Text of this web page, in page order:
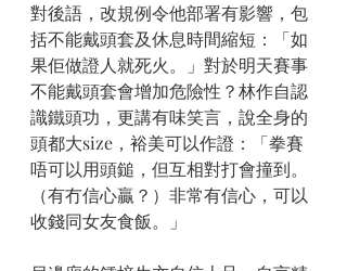
對後語，改規例令他部署有影響，包
括不能戴頭套及休息時間縮短：「如
果佢做證人就死火。」對於明天賽事
不能戴頭套會增加危險性？林作自認
識鐵頭功，更講有味笑言，說全身的
頭都大size，裕美可以作證：「拳賽
唔可以用頭鎚，但互相對打會撞到。
（有冇信心贏？）非常有信心，可以
收錢同女友食飯。」